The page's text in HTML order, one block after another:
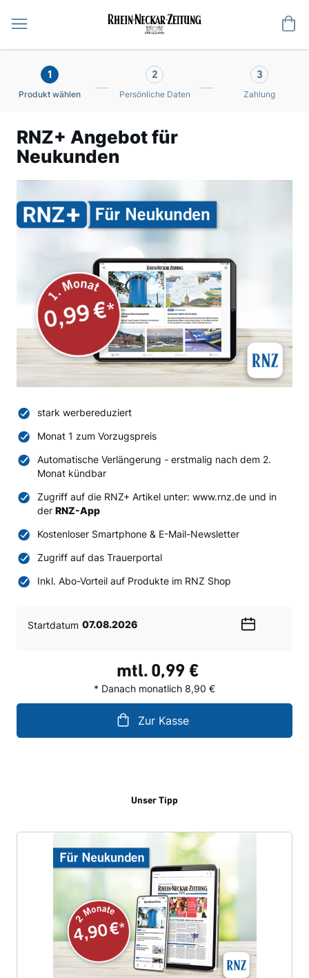
1
Produkt wählen
2
Persönliche Daten
3
Zahlung
RNZ+ Angebot für
Neukunden
stark werbereduziert
Monat 1 zum Vorzugspreis
Automatische Verlängerung - erstmalig nach dem 2.
Monat kündbar
Zugriff auf die RNZ+ Artikel unter: www.rnz.de und in
der RNZ-App
Kostenloser Smartphone & E-Mail-Newsletter
Zugriff auf das Trauerportal
Inkl. Abo-Vorteil auf Produkte im RNZ Shop
Startdatum
mtl. 0,99 €
* Danach monatlich 8,90 €
Zur Kasse
Unser Tipp